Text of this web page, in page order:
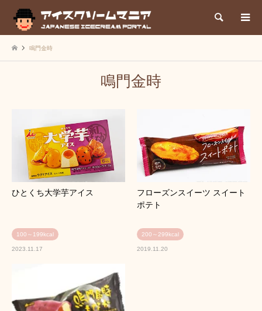
検索
鳴門金時
鳴門金時
ひとくち大学芋アイス
100～199kcal
2023.11.17
フローズンスイーツ スイート
ポテト
200～299kcal
2019.11.20